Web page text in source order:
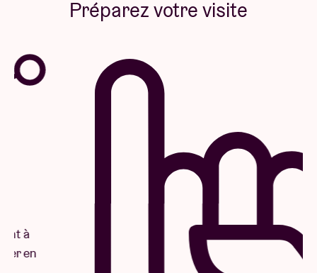
Préparez votre visite